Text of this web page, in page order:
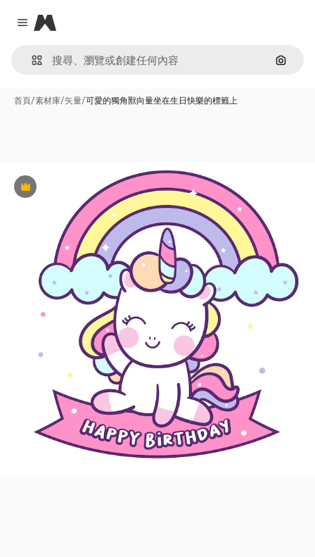
Close menu
Magnific
通過圖
首頁/素材庫/矢量/可愛的獨角獸向量坐在生日快樂的標籤上
Premium